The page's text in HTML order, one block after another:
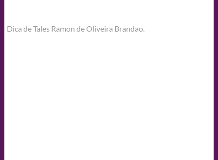
Dica de Tales Ramon de Oliveira Brandao.